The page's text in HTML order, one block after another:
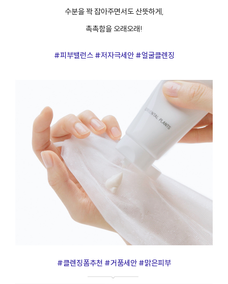
수분을 꽉 잡아주면서도 산뜻하게,
촉촉함을 오래오래!
#피부밸런스 #저자극세안 #얼굴클렌징
#클렌징폼추천 #거품세안 #맑은피부